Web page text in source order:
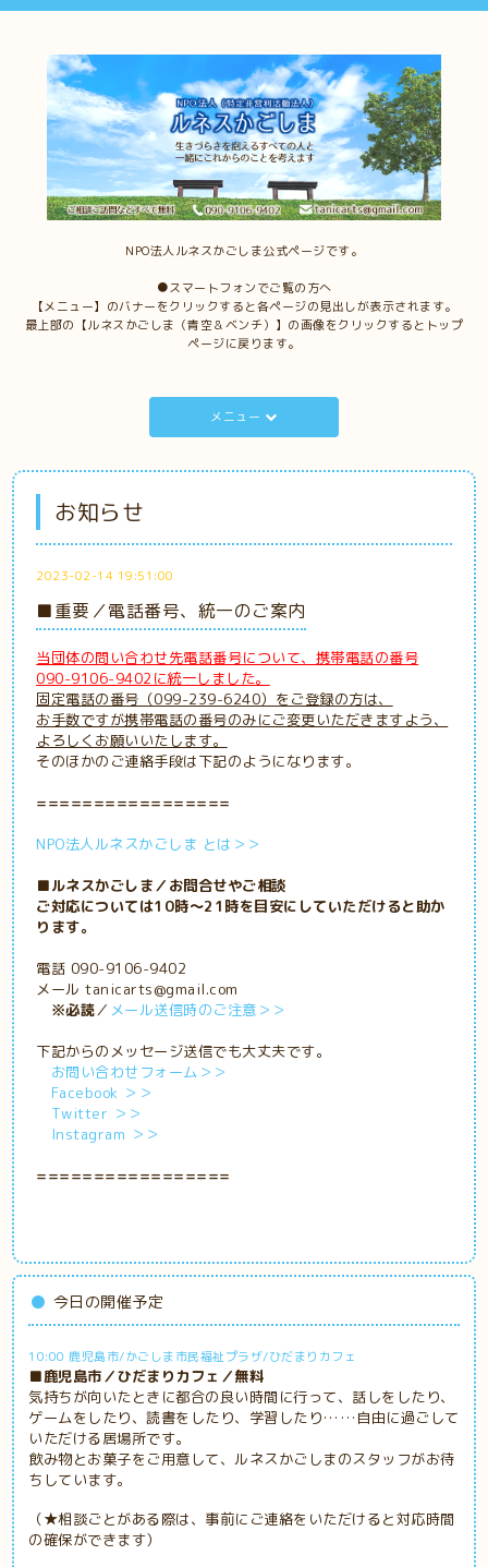
NPO法人ルネスかごしま公式ページです。
●スマートフォンでご覧の方へ
【メニュー】のバナーをクリックすると各ページの見出しが表示されます。
最上部の【ルネスかごしま（青空＆ベンチ）】の画像をクリックするとトップ
ページに戻ります。
メニュー
お知らせ
2023-02-14 19:51:00
■重要／電話番号、統一のご案内
当団体の問い合わせ先電話番号について、携帯電話の番号
090-9106-9402に統一しました。
固定電話の番号（099-239-6240）をご登録の方は、
お手数ですが携帯電話の番号のみにご変更いただきますよう、
よろしくお願いいたします。
そのほかのご連絡手段は下記のようになります。
=================
NPO法人ルネスかごしま とは＞＞
■ルネスかごしま／お問合せやご相談
ご対応については10時～21時を目安にしていただけると助か
ります。
電話 090-9106-9402
メール tanicarts@gmail.com
※必読／ メール送信時のご注意＞＞
下記からのメッセージ送信でも大丈夫です。
お問い合わせフォーム＞＞
Facebook ＞＞
Twitter ＞＞
Instagram ＞＞
=================
今日の開催予定
10:00 鹿児島市/かごしま市民福祉プラザ/ひだまりカフェ
■鹿児島市／ひだまりカフェ／無料
気持ちが向いたときに都合の良い時間に行って、話しをしたり、
ゲームをしたり、読書をしたり、学習したり……自由に過ごして
いただける居場所です。
飲み物とお菓子をご用意して、ルネスかごしまのスタッフがお待
ちしています。
（★相談ごとがある際は、事前にご連絡をいただけると対応時間
の確保ができます）